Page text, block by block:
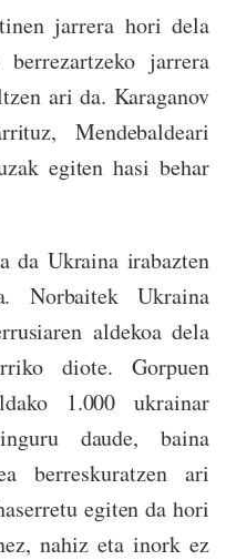
jarrera hori dela
jarrera
ari da. Karaganov
Mendebaldeari
egiten hasi behar
da Ukraina irabazten
Norbaitek Ukraina
aldekoa dela
diote. Gorpuen
1.000 ukrainar
daude, baina
berreskuratzen ari
egiten da hori
nahiz eta inork ez